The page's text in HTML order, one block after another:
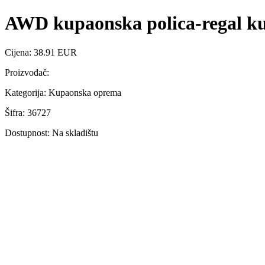
AWD kupaonska polica-regal
Cijena: 38.91 EUR
Proizvođač:
Kategorija: Kupaonska oprema
Šifra: 36727
Dostupnost: Na skladištu